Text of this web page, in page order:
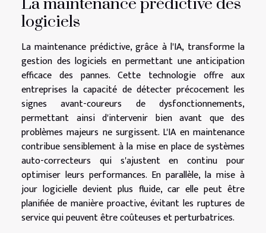
La maintenance prédictive des
logiciels
La maintenance prédictive, grâce à l'IA, transforme la
gestion des logiciels en permettant une anticipation
efficace des pannes. Cette technologie offre aux
entreprises la capacité de détecter précocement les
signes avant-coureurs de dysfonctionnements,
permettant ainsi d'intervenir bien avant que des
problèmes majeurs ne surgissent. L'IA en maintenance
contribue sensiblement à la mise en place de systèmes
auto-correcteurs qui s'ajustent en continu pour
optimiser leurs performances. En parallèle, la mise à
jour logicielle devient plus fluide, car elle peut être
planifiée de manière proactive, évitant les ruptures de
service qui peuvent être coûteuses et perturbatrices.